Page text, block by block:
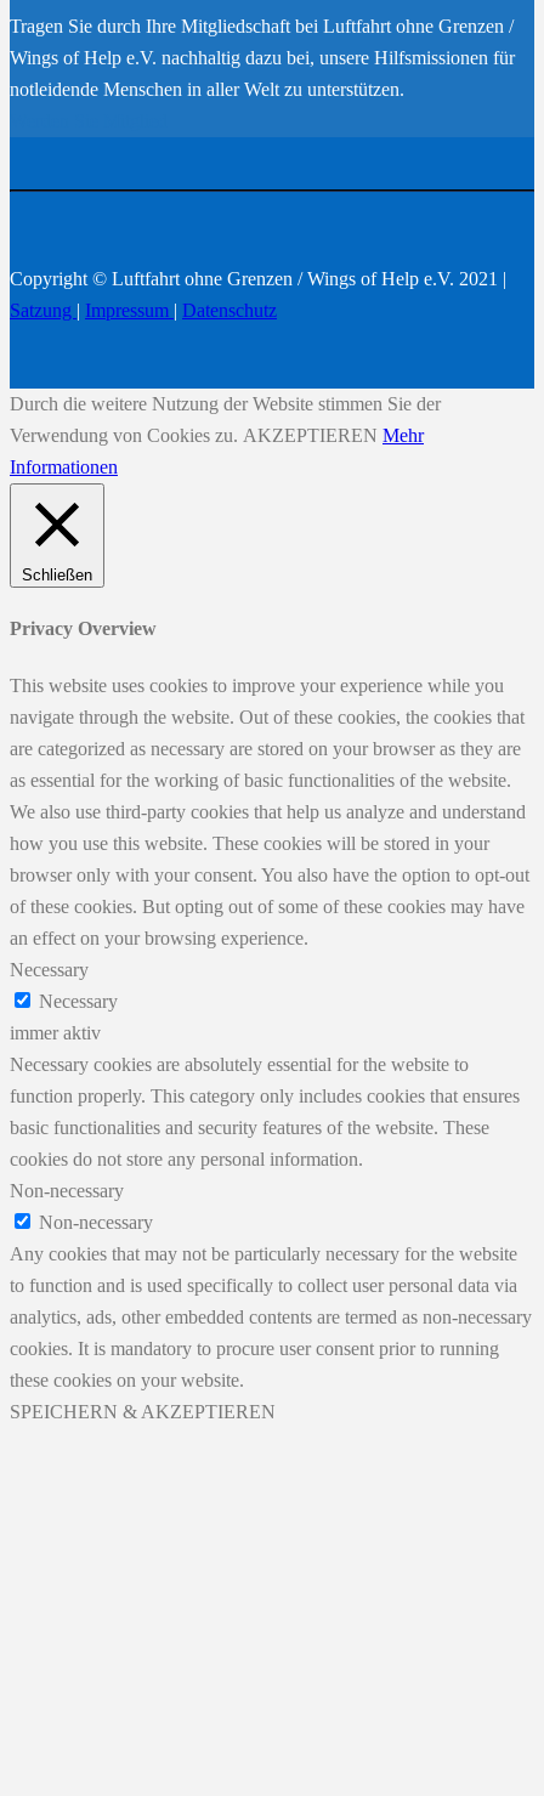
Tragen Sie durch Ihre Mitgliedschaft bei Luftfahrt ohne Grenzen /
Wings of Help e.V. nachhaltig dazu bei, unsere Hilfsmissionen für
notleidende Menschen in aller Welt zu unterstützen.
Copyright © Luftfahrt ohne Grenzen / Wings of Help e.V. 2021 |
Satzung | Impressum | Datenschutz
Durch die weitere Nutzung der Website stimmen Sie der
Verwendung von Cookies zu. AKZEPTIEREN Mehr
Informationen
Schließen
Privacy Overview
This website uses cookies to improve your experience while you
navigate through the website. Out of these cookies, the cookies that
are categorized as necessary are stored on your browser as they are
as essential for the working of basic functionalities of the website.
We also use third-party cookies that help us analyze and understand
how you use this website. These cookies will be stored in your
browser only with your consent. You also have the option to opt-out
of these cookies. But opting out of some of these cookies may have
an effect on your browsing experience.
Necessary
Necessary
immer aktiv
Necessary cookies are absolutely essential for the website to
function properly. This category only includes cookies that ensures
basic functionalities and security features of the website. These
cookies do not store any personal information.
Non-necessary
Non-necessary
Any cookies that may not be particularly necessary for the website
to function and is used specifically to collect user personal data via
analytics, ads, other embedded contents are termed as non-necessary
cookies. It is mandatory to procure user consent prior to running
these cookies on your website.
SPEICHERN & AKZEPTIEREN